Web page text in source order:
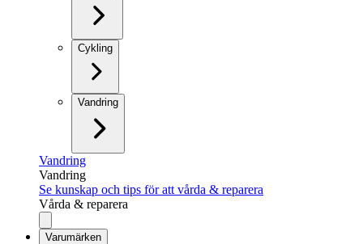
Cykling
Vandring
Vandring
Vandring
Se kunskap och tips för att vårda & reparera
Vårda & reparera
Varumärken